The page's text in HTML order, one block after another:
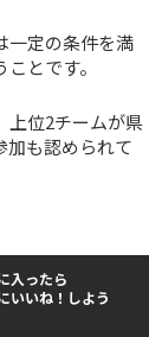
一定の条件を満
とです。
上位2チームが県
加も認められて
入ったら
いいね！しよう